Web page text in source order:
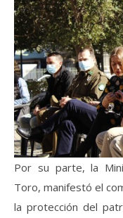
Por su parte, la
Toro, manifestó el
la protección del